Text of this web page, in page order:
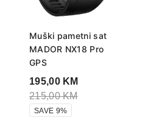
Muški pametni sat
MADOR NX18 Pro
GPS
195,00 KM
215,00KM
SAVE 9%